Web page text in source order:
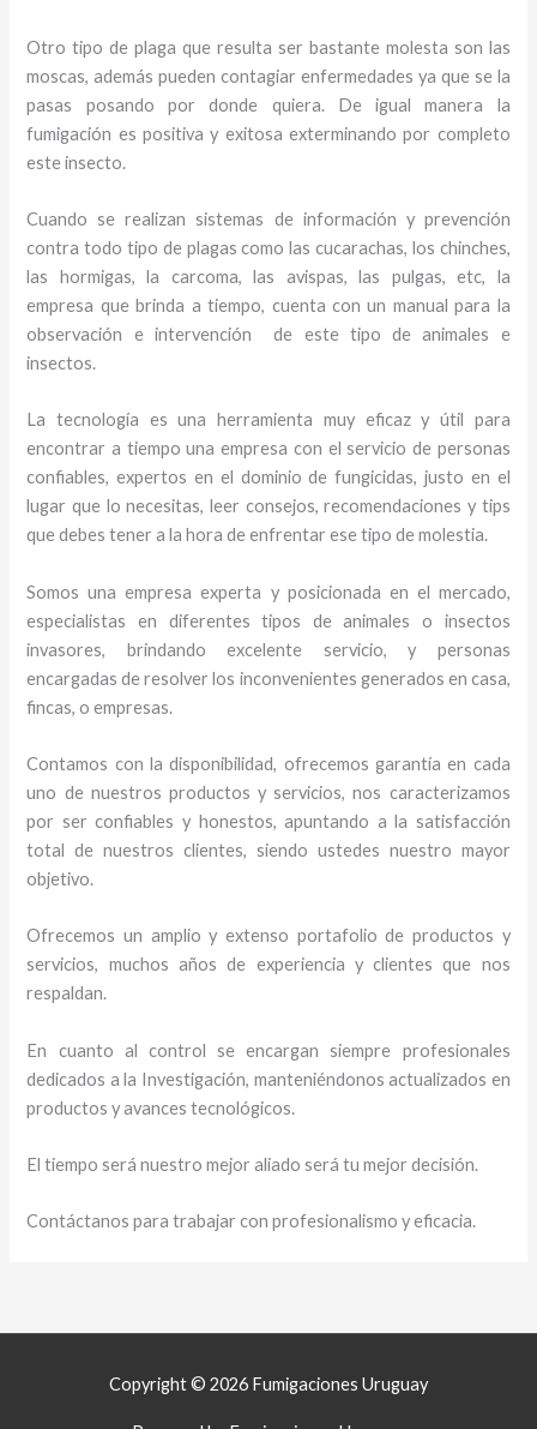
Otro tipo de plaga que resulta ser bastante molesta son las
moscas, además pueden contagiar enfermedades ya que se la
pasas posando por donde quiera. De igual manera la
fumigación es positiva y exitosa exterminando por completo
este insecto.
Cuando se realizan sistemas de información y prevención
contra todo tipo de plagas como las cucarachas, los chinches,
las hormigas, la carcoma, las avispas, las pulgas, etc, la
empresa que brinda a tiempo, cuenta con un manual para la
observación e intervención de este tipo de animales e
insectos.
La tecnología es una herramienta muy eficaz y útil para
encontrar a tiempo una empresa con el servicio de personas
confiables, expertos en el dominio de fungicidas, justo en el
lugar que lo necesitas, leer consejos, recomendaciones y tips
que debes tener a la hora de enfrentar ese tipo de molestia.
Somos una empresa experta y posicionada en el mercado,
especialistas en diferentes tipos de animales o insectos
invasores, brindando excelente servicio, y personas
encargadas de resolver los inconvenientes generados en casa,
fincas, o empresas.
Contamos con la disponibilidad, ofrecemos garantía en cada
uno de nuestros productos y servicios, nos caracterizamos
por ser confiables y honestos, apuntando a la satisfacción
total de nuestros clientes, siendo ustedes nuestro mayor
objetivo.
Ofrecemos un amplio y extenso portafolio de productos y
servicios, muchos años de experiencia y clientes que nos
respaldan.
En cuanto al control se encargan siempre profesionales
dedicados a la Investigación, manteniéndonos actualizados en
productos y avances tecnológicos.
El tiempo será nuestro mejor aliado será tu mejor decisión.
Contáctanos para trabajar con profesionalismo y eficacia.
Copyright © 2026 Fumigaciones Uruguay